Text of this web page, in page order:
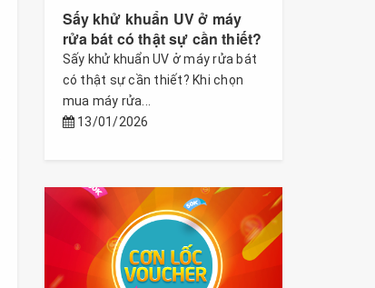
Sấy khử khuẩn UV ở máy
rửa bát có thật sự cần thiết?
Sấy khử khuẩn UV ở máy rửa bát
có thật sự cần thiết? Khi chọn
mua máy rửa...
13/01/2026